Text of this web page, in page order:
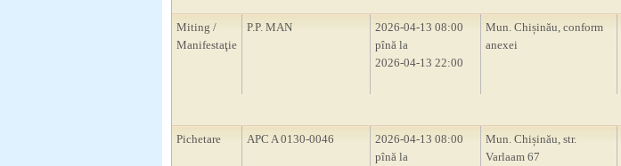
Miting /
Manifestaţie
P.P. MAN
2026-04-13 08:00
pînă la
2026-04-13 22:00
Mun. Chișinău, conform
anexei
Pichetare APC A 0130-0046
2026-04-13 08:00
pînă la
Mun. Chișinău, str.
Varlaam 67